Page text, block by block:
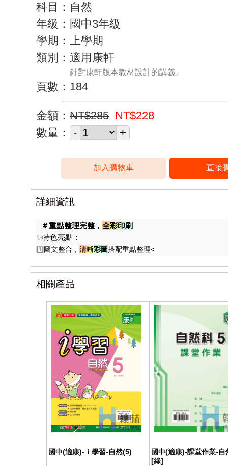
科目：自然
年級：國中3年級
學期：上學期
類別：適用康軒
針對康軒版本教材設計的講義。
頁數：184
金額： NT$285 NT$228
數量：
詳細資訊
＃重點整理完整， 全彩印刷
✨特色亮點：
1️⃣圖文整合， 清晰彩圖搭配重點整理<
相關產品
國中(適康)-ｉ學習-自然(5)
國中(適康)-課堂作業-自
[綠]